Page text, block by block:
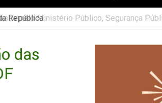
pelo Ministério Público, Segurança
das